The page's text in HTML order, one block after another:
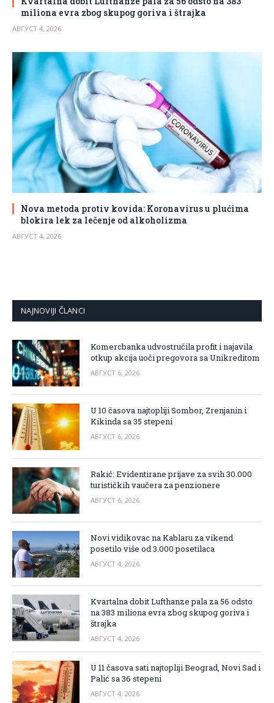
miliona evra zbog skupog goriva i štrajka
АВГУСТ 4, 2026
Nova metoda protiv kovida: Koronavirus u plućima
blokira lek za lečenje od alkoholizma
АВГУСТ 4, 2026
NAJNOVIJI ČLANCI
Komercbanka udvostručila profit i najavila
otkup akcija uoči pregovora sa Unikreditom
АВГУСТ 6, 2026
U 10 časova najtopliji Sombor, Zrenjanin i
Kikinda sa 35 stepeni
АВГУСТ 6, 2026
Rakić: Evidentirane prijave za svih 30.000
turističkih vaučera za penzionere
АВГУСТ 6, 2026
Novi vidikovac na Kablaru za vikend
posetilo više od 3.000 posetilaca
АВГУСТ 4, 2026
Kvartalna dobit Lufthanze pala za 56 odsto
na 383 miliona evra zbog skupog goriva i
štrajka
АВГУСТ 4, 2026
U 11 časova sati najtopliji Beograd, Novi Sad i
Palić sa 36 stepeni
АВГУСТ 4, 2026